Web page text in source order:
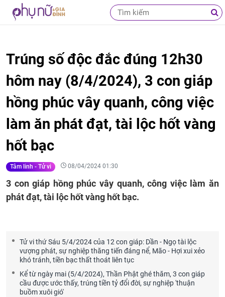
Trúng số độc đắc đúng 12h30
hôm nay (8/4/2024), 3 con giáp
hồng phúc vây quanh, công việc
làm ăn phát đạt, tài lộc hốt vàng
hốt bạc
Tâm linh - Tử vi 08/04/2024 01:30
3 con giáp hồng phúc vây quanh, công việc làm ăn
phát đạt, tài lộc hốt vàng hốt bạc.
Tử vi thứ Sáu 5/4/2024 của 12 con giáp: Dần - Ngọ tài lộc
vượng phát, sự nghiệp thăng tiến đáng nể, Mão - Hợi xui xẻo
khó tránh, tiền bạc thất thoát liên tục
Kể từ ngày mai (5/4/2024), Thần Phật ghé thăm, 3 con giáp
cầu được ước thấy, trúng tiền tỷ đổi đời, sự nghiệp 'thuận
buồm xuôi gió'